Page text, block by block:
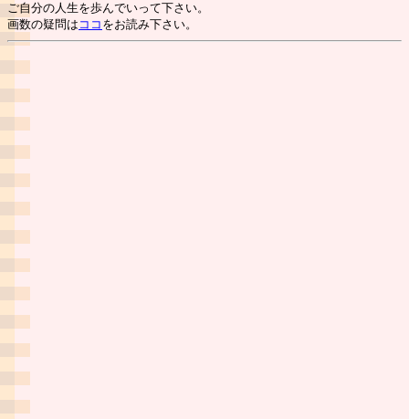
ご自分の人生を歩んでいって下さい。
画数の疑問は ココ をお読み下さい。